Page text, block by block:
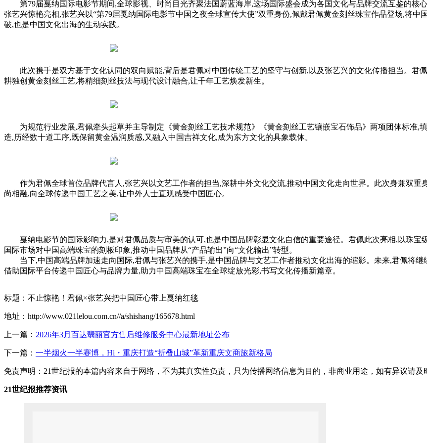
第79届戛纳国际电影节期间,全球影视、时尚目光齐聚法国蔚蓝海岸,这场国际盛会成为各国文化与品牌交流互鉴的核
张艺兴惊艳亮相,张艺兴以“第79届戛纳国际电影节中国之夜全球宣传大使”双重身份,佩戴君佩黄金刻丝珠宝作品登场,将
破,也是中国文化出海的生动实践。
此次携手是双方基于文化认同的双向赋能,背后是君佩对中国传统工艺的坚守与创新,以及张艺兴的文化传播担当。君
耕独创黄金刻丝工艺,将精细刻丝技法与现代设计融合,让千年工艺焕发新生。
为规范行业发展,君佩牵头起草并主导制定《黄金刻丝工艺技术规范》《黄金刻丝工艺镶嵌宝石饰品》两项团体标准,
造,历经数十道工序,既保留黄金温润质感,又融入中国吉祥文化,成为东方文化的具象载体。
作为君佩全球首位品牌代言人,张艺兴以文艺工作者的担当,深耕中外文化交流,推动中国文化走向世界。此次身兼双
尚相融,向全球传递中国工艺之美,让中外人士直观感受中国匠心。
戛纳电影节的国际影响力,是对君佩品质与审美的认可,也是中国品牌彰显文化自信的重要途径。君佩此次亮相,以珠
国际市场对中国高端珠宝的刻板印象,推动中国品牌从“产品输出”向“文化输出”转型。
当下,中国高端品牌加速走向国际,君佩与张艺兴的携手,是中国品牌与文艺工作者推动文化出海的缩影。未来,君佩将
借助国际平台传递中国匠心与品牌力量,助力中国高端珠宝在全球绽放光彩,书写文化传播新篇章。
标题：不止惊艳！君佩×张艺兴把中国匠心带上戛纳红毯
地址：http://www.021lelou.com.cn//a/shishang/165678.html
上一篇： 2026年3月百达翡丽官方售后维修服务中心最新地址公布
下一篇： 一半烟火一半赛博，Hi・重庆打造“折叠山城”革新重庆文商旅新格局
免责声明：21世纪报的本篇内容来自于网络，不为其真实性负责，只为传播网络信息为目的，非商业用途，如有异议请及
21世纪报推荐资讯